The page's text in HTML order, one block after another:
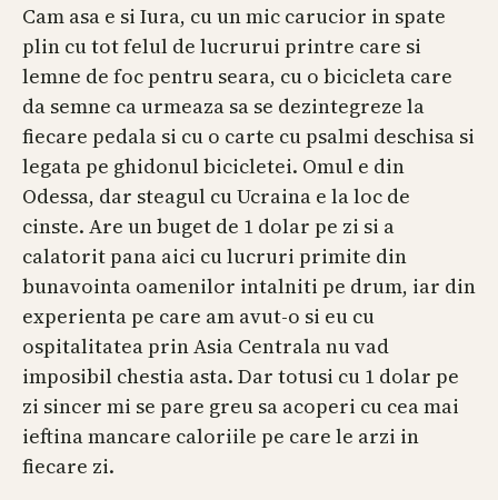
Cam asa e si Iura, cu un mic carucior in spate
plin cu tot felul de lucrurui printre care si
lemne de foc pentru seara, cu o bicicleta care
da semne ca urmeaza sa se dezintegreze la
fiecare pedala si cu o carte cu psalmi deschisa si
legata pe ghidonul bicicletei. Omul e din
Odessa, dar steagul cu Ucraina e la loc de
cinste. Are un buget de 1 dolar pe zi si a
calatorit pana aici cu lucruri primite din
bunavointa oamenilor intalniti pe drum, iar din
experienta pe care am avut-o si eu cu
ospitalitatea prin Asia Centrala nu vad
imposibil chestia asta. Dar totusi cu 1 dolar pe
zi sincer mi se pare greu sa acoperi cu cea mai
ieftina mancare caloriile pe care le arzi in
fiecare zi.